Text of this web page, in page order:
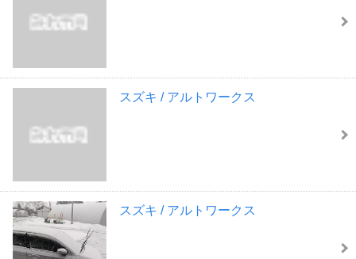
スズキ / アルトワークス
スズキ / アルトワークス